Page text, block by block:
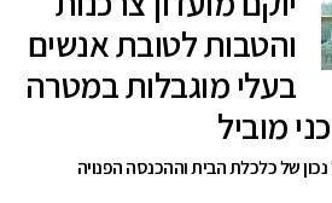
והטבות לטובת אנשים
בעלי מוגבלות במטרה
מוביל
נכון של כלכלת הבית וההכנסה הפנויה